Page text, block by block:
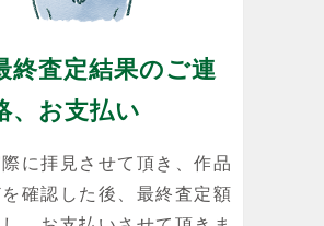
終査定結果のご連
、お支払い
に拝見させて頂き、作品
確認した後、最終査定額